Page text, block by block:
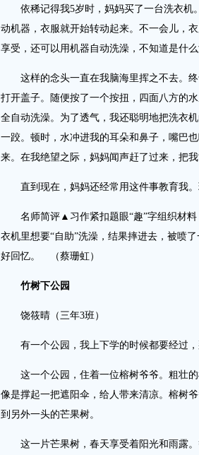
依稀记得我5岁时，妈妈买了一台洗衣机
动机器，衣服就开始转动起来。不一会儿，
享受，还可以用机器自动洗澡，不知道是什
这样的念头一直在我脑海里挥之不去。终
打开盖子。随便按了一个按扭，四面八方的
全自动洗澡。为了透气，我还聪明地把洗衣
一跤。顿时，水冲进我的耳朵和鼻子，嘴巴
来。在我绝望之际，妈妈闻声赶了过来，把
直到现在，妈妈还经常用这件事教育我。
名师简评▲习作紧扣题眼“趣”字组织材料
衣机里想要“自助”洗澡，结果摔进去，被喷
好回忆。 （蔡珊虹）
竹树下公园
饶筱晴（三年3班）
有一个公园，我上下学的时候都要经过，
这一个公园，住着一位榕树爷爷。粗壮的
像是撑起一把遮阳伞，给人带来清凉。榕树
到另外一头的芒果树。
这一片芒果树，春天享受着阳光和雨露。